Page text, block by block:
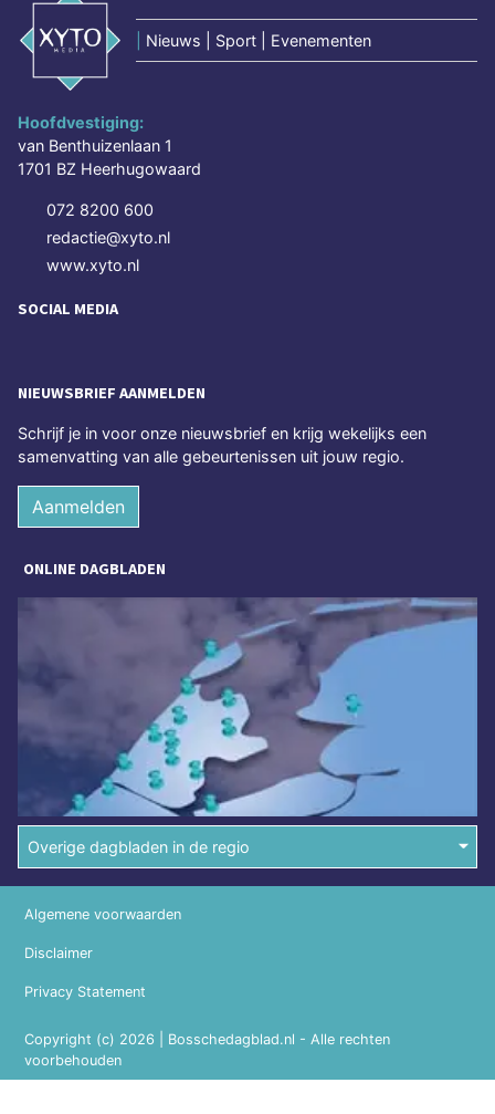
Nieuws | Sport | Evenementen
Hoofdvestiging:
van Benthuizenlaan 1
1701 BZ Heerhugowaard
072 8200 600
redactie@xyto.nl
www.xyto.nl
SOCIAL MEDIA
NIEUWSBRIEF AANMELDEN
Schrijf je in voor onze nieuwsbrief en krijg wekelijks een
samenvatting van alle gebeurtenissen uit jouw regio.
Aanmelden
ONLINE DAGBLADEN
Overige dagbladen in de regio
Copyright (c) 2026 | Bosschedagblad.nl - Alle rechten
voorbehouden
Algemene voorwaarden
Disclaimer
Privacy Statement